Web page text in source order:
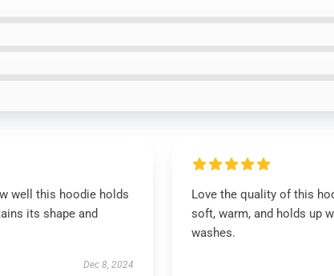
well this hoodie holds
its shape and
Dec 8, 2024
Love the quality of this
soft, warm, and holds up
washes.